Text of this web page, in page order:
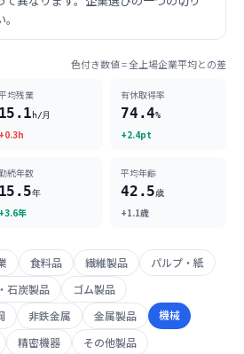
色付き数値 = 全上場企業平均との差
均残業
15.1h/月
+0.3h
有休取得率
74.4%
+2.4pt
続年数
15.5年
+3.6年
平均年齢
42.5歳
+1.1歳
食料品 繊維製品
パルプ・紙
石炭製品
ゴム製品
非鉄金属 金属製品
機械
精密機器
その他製品